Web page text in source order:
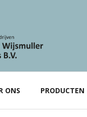
ONS PRODUCTEN